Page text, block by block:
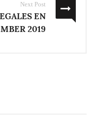
Next Post
EN
2019